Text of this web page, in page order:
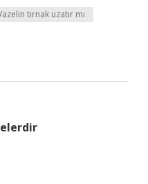
tırnak uzatır mı